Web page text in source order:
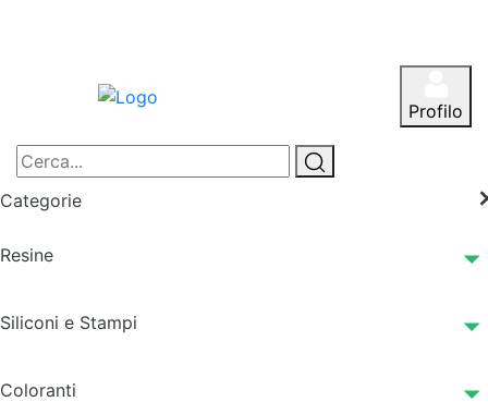
Profilo
Categorie
Resine
Siliconi e Stampi
Coloranti